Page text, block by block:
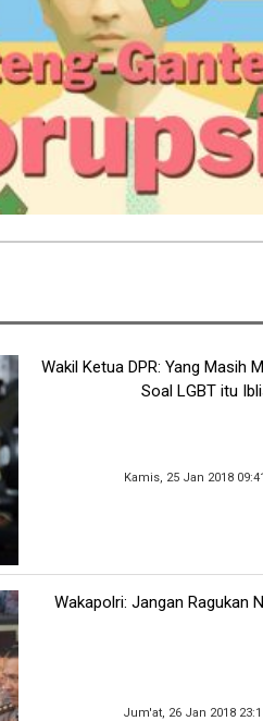
Wakil Ketua DPR: Yang Masih
Soal LGBT itu
Kamis, 25 Jan 2018
Wakapolri: Jangan Ragukan
Jum'at, 26 Jan 2018